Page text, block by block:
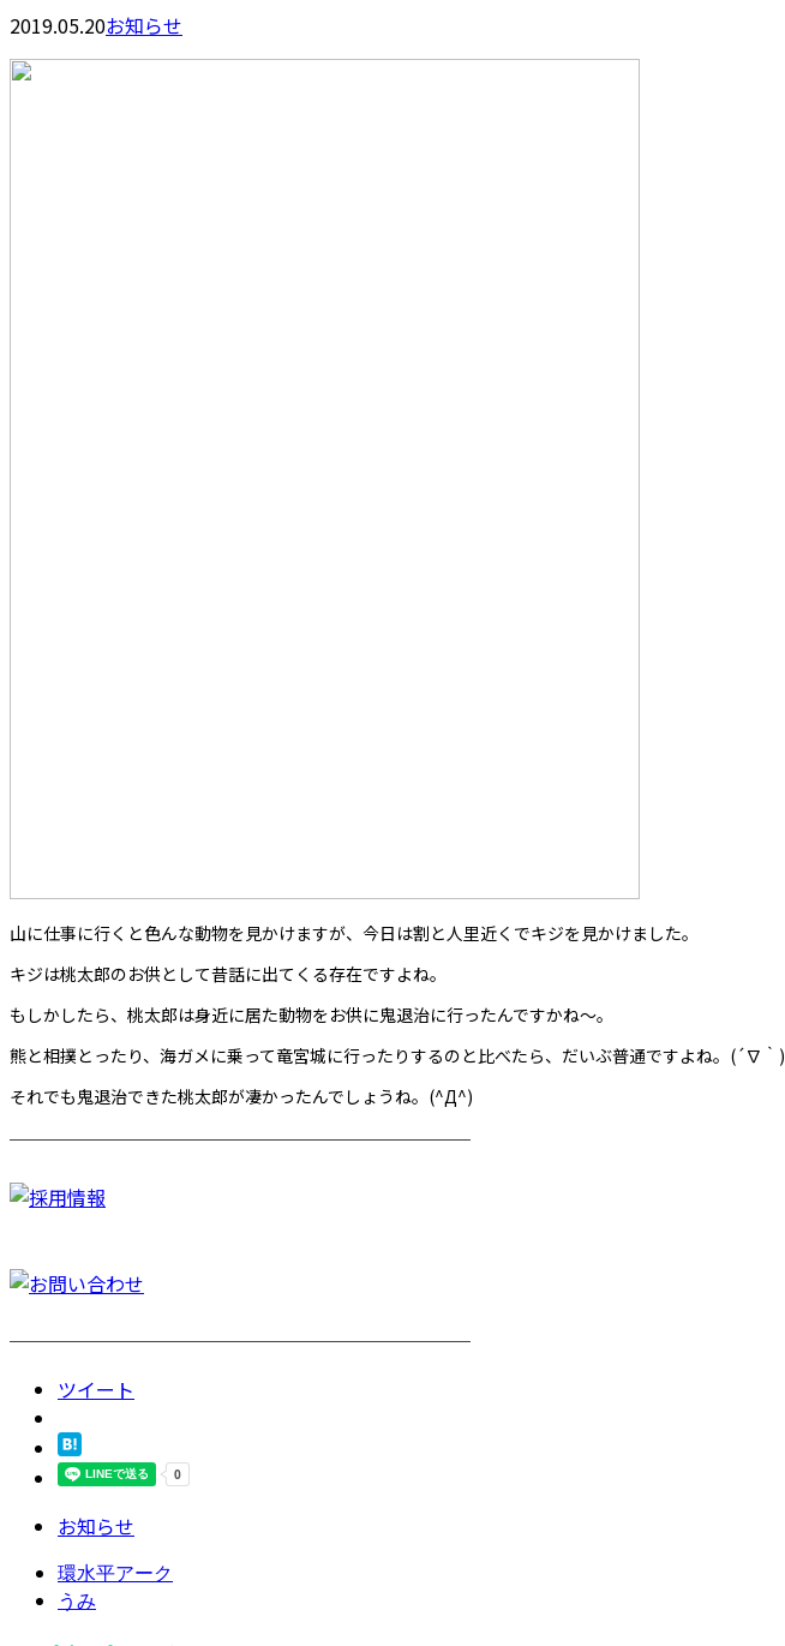
2019.05.20お知らせ
山に仕事に行くと色んな動物を見かけますが、今日は割と人里近くでキジを見かけました。
キジは桃太郎のお供として昔話に出てくる存在ですよね。
もしかしたら、桃太郎は身近に居た動物をお供に鬼退治に行ったんですかね～。
熊と相撲とったり、海ガメに乗って竜宮城に行ったりするのと比べたら、だいぶ普通ですよね。(´∇｀)
それでも鬼退治できた桃太郎が凄かったんでしょうね。(^Д^)
────────────────────────
────────────────────────
ツイート
お知らせ
環水平アーク
うみ